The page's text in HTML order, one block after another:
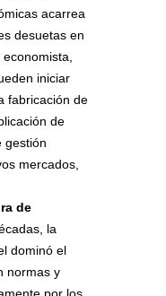
acarrea
desuetas en
iniciar
fabricación de
de
gestión
mercados,
de
la
dominó el
normas y